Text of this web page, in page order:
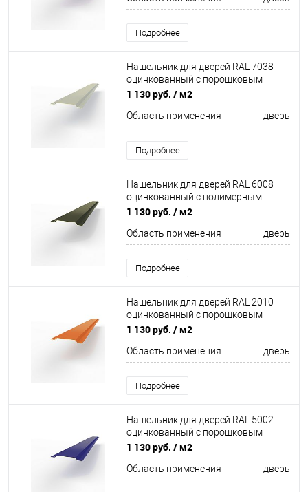
Подробнее
Нащельник для дверей RAL 7038
оцинкованный c порошковым
покрытием 0,45мм
1 130 руб. / м2
Область применения дверь
Подробнее
Нащельник для дверей RAL 6008
оцинкованный c полимерным
покрытием 0,45 мм
1 130 руб. / м2
Область применения дверь
Подробнее
Нащельник для дверей RAL 2010
оцинкованный c порошковым
покрытием 0,45мм
1 130 руб. / м2
Область применения дверь
Подробнее
Нащельник для дверей RAL 5002
оцинкованный c порошковым
покрытием 0,45мм
1 130 руб. / м2
Область применения дверь